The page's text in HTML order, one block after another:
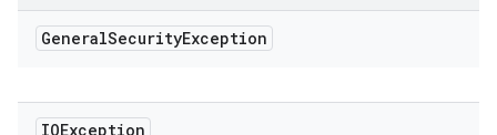
GeneralSecurityException
IOException